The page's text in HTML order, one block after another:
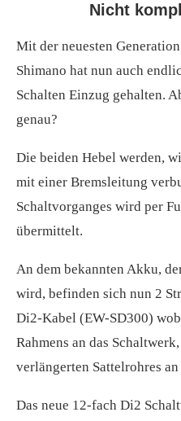
Nicht
Mit der neuesten
Shimano hat nun auch
Schalten Einzug gehalten.
genau?
Die beiden Hebel werden,
mit einer Bremsleitung
Schaltvorganges wird per
übermittelt.
An dem bekannten Akku,
wird, befinden sich nun 2
Di2-Kabel (EW-SD300)
Rahmens an das
verlängerten Sattelrohres
Das neue 12-fach Di2